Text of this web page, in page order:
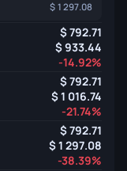
1 297.08
792.71
933.44
-14.92%
792.71
1 016.74
-21.74%
792.71
1 297.08
-38.39%